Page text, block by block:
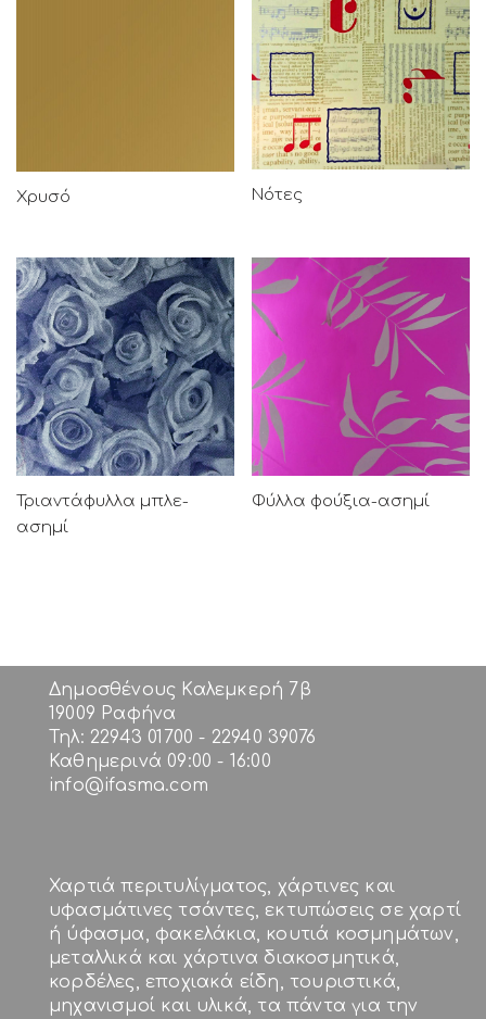
Χρυσό Νότες
Τριαντάφυλλα μπλε-
ασημί
Φύλλα φούξια-ασημί
Δημοσθένους Καλεμκερή 7β
19009 Ραφήνα
Τηλ: 22943 01700 - 22940 39076
Καθημερινά 09:00 - 16:00
info@ifasma.com
Χαρτιά περιτυλίγματος, χάρτινες και
υφασμάτινες τσάντες, εκτυπώσεις σε χαρτί
ή ύφασμα, φακελάκια, κουτιά κοσμημάτων,
μεταλλικά και χάρτινα διακοσμητικά,
κορδέλες, εποχιακά είδη, τουριστικά,
μηχανισμοί και υλικά, τα πάντα για την